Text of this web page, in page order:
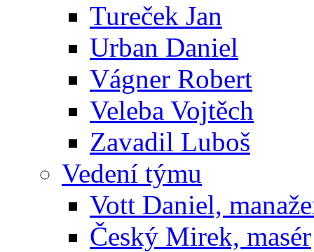
Tureček Jan
Urban Daniel
Vágner Robert
Veleba Vojtěch
Zavadil Luboš
Vedení týmu
Vott Daniel,
Český Mirek, masér